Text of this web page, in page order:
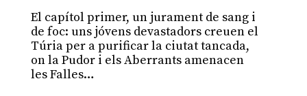
El capítol primer, un jurament de sang i
de foc: uns jóvens devastadors creuen el
Túria per a purificar la ciutat tancada,
on la Pudor i els Aberrants amenacen
les Falles…